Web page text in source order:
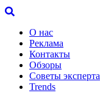
О нас
Реклама
Контакты
Обзоры
Советы эксперта
Trends